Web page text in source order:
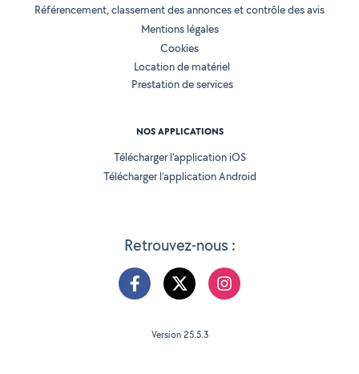
Retrouvez-nous :
Référencement, classement des annonces et contrôle des avis
Mentions légales
Cookies
Location de matériel
Prestation de services
NOS APPLICATIONS
Télécharger l’application iOS
Télécharger l’application Android
Version 25.5.3